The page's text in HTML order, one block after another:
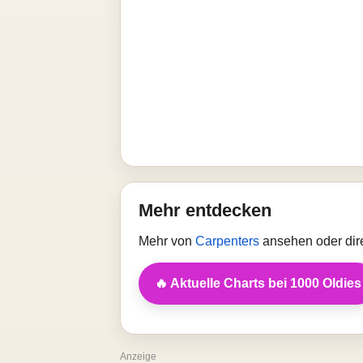
Mehr entdecken
Mehr von Carpenters ansehen oder
🔥 Aktuelle Charts bei 1000 Oldies
Anzeige